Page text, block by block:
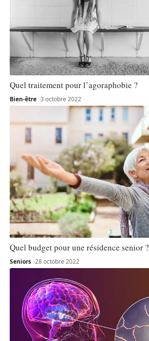
Quel traitement pour l’agoraphobie ?
Bien-être 3 octobre 2022
Quel budget pour une résidence senior ?
Seniors 28 octobre 2022